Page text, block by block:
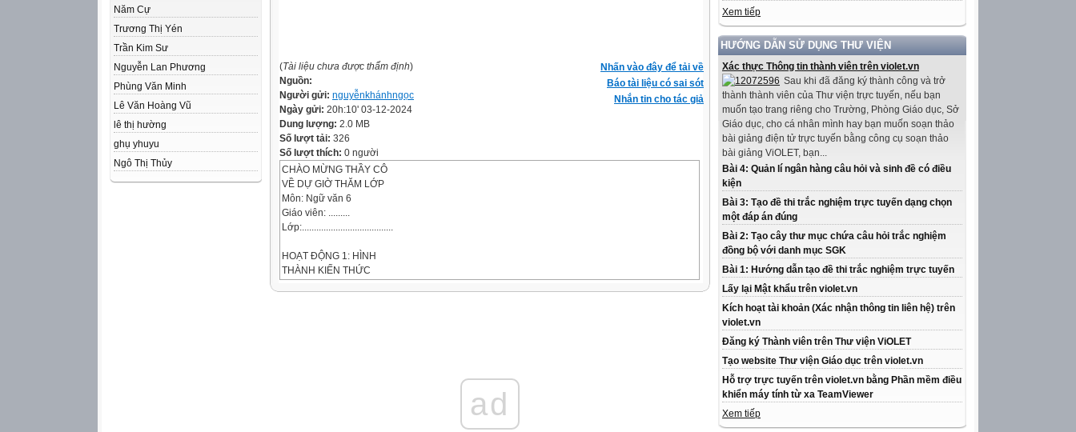
Năm Cự
Trương Thị Yén
Trần Kim Sư
Nguyễn Lan Phương
Phùng Văn Minh
Lê Văn Hoàng Vũ
lê thị hường
ghụ yhuyu
Ngô Thị Thủy
Xem tiếp
HƯỚNG DẪN SỬ DỤNG THƯ VIỆN
Xác thực Thông tin thành viên trên violet.vn
Sau khi đã đăng ký thành công và trở
thành thành viên của Thư viện trực tuyến, nếu bạn
muốn tạo trang riêng cho Trường, Phòng Giáo dục, Sở
Giáo dục, cho cá nhân mình hay bạn muốn soạn thảo
bài giảng điện tử trực tuyến bằng công cụ soạn thảo
bài giảng ViOLET, bạn...
Bài 4: Quản lí ngân hàng câu hỏi và sinh đề có điều
kiện
Bài 3: Tạo đề thi trắc nghiệm trực tuyến dạng chọn
một đáp án đúng
Bài 2: Tạo cây thư mục chứa câu hỏi trắc nghiệm
đồng bộ với danh mục SGK
Bài 1: Hướng dẫn tạo đề thi trắc nghiệm trực tuyến
Lấy lại Mật khẩu trên violet.vn
Kích hoạt tài khoản (Xác nhận thông tin liên hệ) trên
violet.vn
Đăng ký Thành viên trên Thư viện ViOLET
Tạo website Thư viện Giáo dục trên violet.vn
Hỗ trợ trực tuyến trên violet.vn bằng Phần mềm điều
khiển máy tính từ xa TeamViewer
Xem tiếp
Nhấn vào đây để tải về
Báo tài liệu có sai sót
Nhắn tin cho tác giả
(Tài liệu chưa được thẩm định)
Nguồn:
Người gửi: nguyễnkhánhngọc
Ngày gửi: 20h:10' 03-12-2024
Dung lượng: 2.0 MB
Số lượt tải: 326
Số lượt thích: 0 người
CHÀO MỪNG THẦY CÔ
VỀ DỰ GIỜ THĂM LỚP
Môn: Ngữ văn 6
Giáo viên: .........
Lớp:......................................
HOẠT ĐỘNG 1: HÌNH
THÀNH KIẾN THỨC
ad